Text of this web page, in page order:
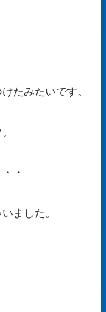
たみたいです。
・
ました。